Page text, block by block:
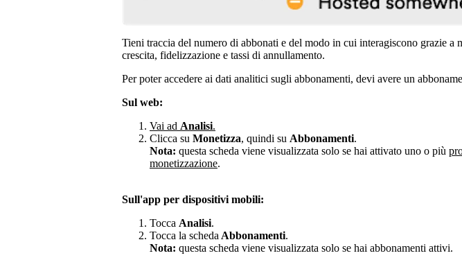
Tieni traccia del numero di abbonati e del modo in cui interagiscono grazie a
crescita, fidelizzazione e tassi di annullamento.
Per poter accedere ai dati analitici sugli abbonamenti, devi avere un
Sul web:
Vai ad Analisi.
Clicca su Monetizza, quindi su Abbonamenti.
Nota: questa scheda viene visualizzata solo se hai attivato uno o più
monetizzazione.
Sull'app per dispositivi mobili:
Tocca Analisi.
Tocca la scheda Abbonamenti.
Nota: questa scheda viene visualizzata solo se hai abbonamenti attivi.